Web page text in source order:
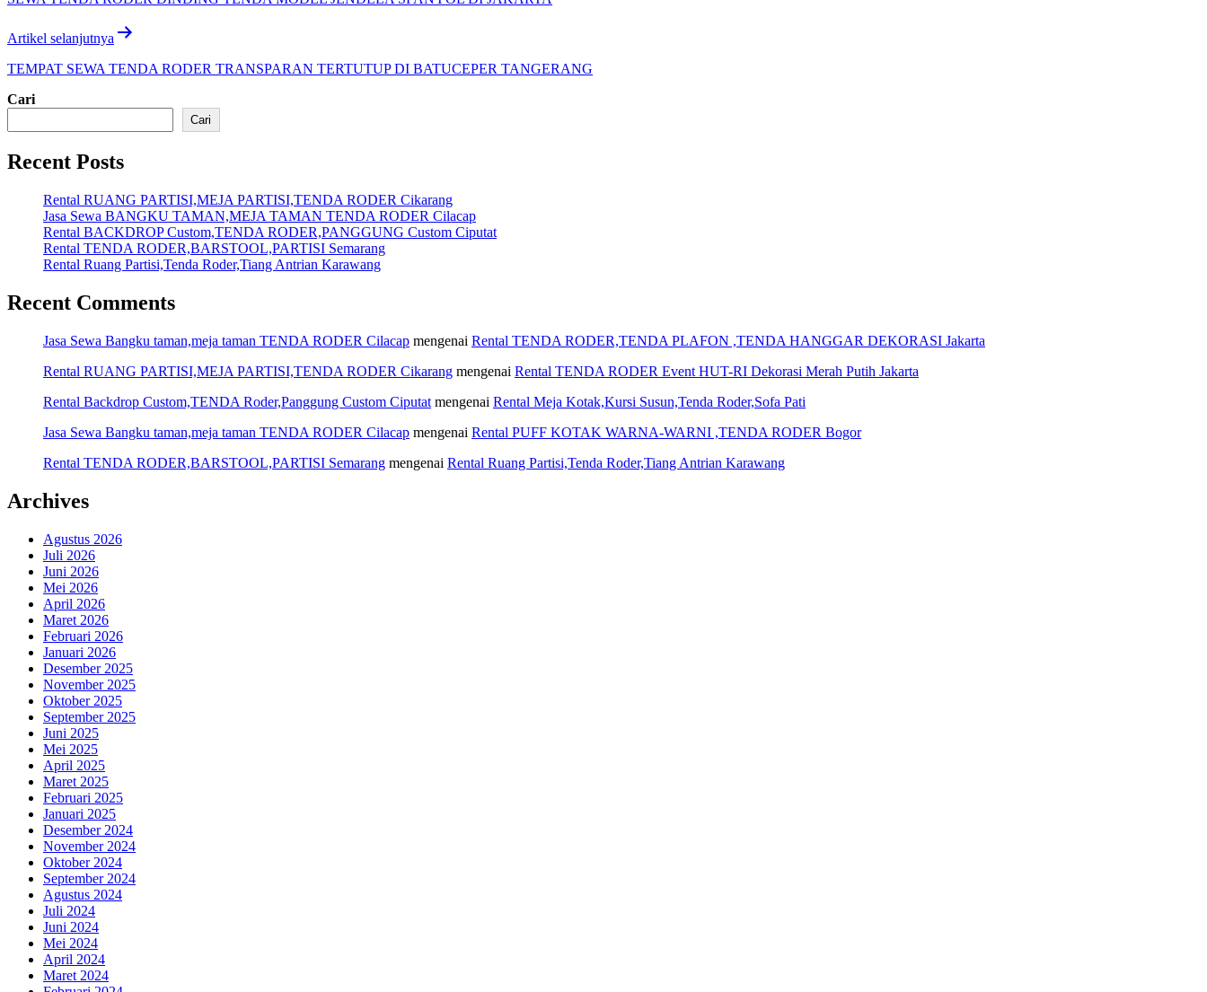
Artikel selanjutnya
TEMPAT SEWA TENDA RODER TRANSPARAN TERTUTUP DI BATUCEPER TANGERANG
Cari
Cari
Recent Posts
Rental RUANG PARTISI,MEJA PARTISI,TENDA RODER Cikarang
Jasa Sewa BANGKU TAMAN,MEJA TAMAN TENDA RODER Cilacap
Rental BACKDROP Custom,TENDA RODER,PANGGUNG Custom Ciputat
Rental TENDA RODER,BARSTOOL,PARTISI Semarang
Rental Ruang Partisi,Tenda Roder,Tiang Antrian Karawang
Recent Comments
Jasa Sewa Bangku taman,meja taman TENDA RODER Cilacap mengenai Rental TENDA RODER,TENDA PLAFON ,TENDA HANGGAR DEKORASI Jakarta
Rental RUANG PARTISI,MEJA PARTISI,TENDA RODER Cikarang mengenai Rental TENDA RODER Event HUT-RI Dekorasi Merah Putih Jakarta
Rental Backdrop Custom,TENDA Roder,Panggung Custom Ciputat mengenai Rental Meja Kotak,Kursi Susun,Tenda Roder,Sofa Pati
Jasa Sewa Bangku taman,meja taman TENDA RODER Cilacap mengenai Rental PUFF KOTAK WARNA-WARNI ,TENDA RODER Bogor
Rental TENDA RODER,BARSTOOL,PARTISI Semarang mengenai Rental Ruang Partisi,Tenda Roder,Tiang Antrian Karawang
Archives
Agustus 2026
Juli 2026
Juni 2026
Mei 2026
April 2026
Maret 2026
Februari 2026
Januari 2026
Desember 2025
November 2025
Oktober 2025
September 2025
Juni 2025
Mei 2025
April 2025
Maret 2025
Februari 2025
Januari 2025
Desember 2024
November 2024
Oktober 2024
September 2024
Agustus 2024
Juli 2024
Juni 2024
Mei 2024
April 2024
Maret 2024